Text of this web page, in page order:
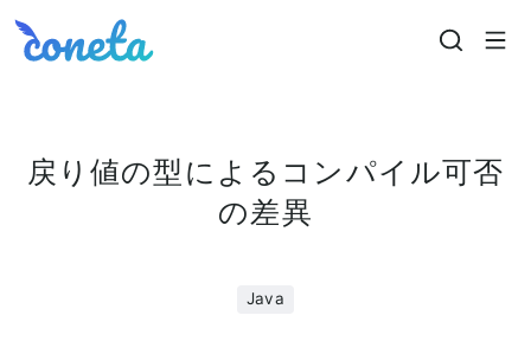
Coneta
戻り値の型によるコンパイル可否
の差異
Java